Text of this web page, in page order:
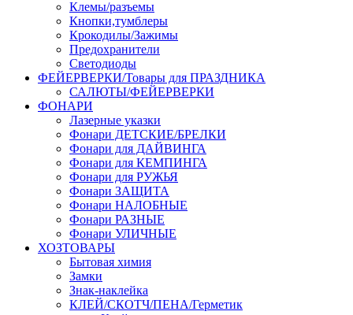
Клемы/разъемы
Кнопки,тумблеры
Крокодилы/Зажимы
Предохранители
Светодиоды
ФЕЙЕРВЕРКИ/Товары для ПРАЗДНИКА
САЛЮТЫ/ФЕЙЕРВЕРКИ
ФОНАРИ
Лазерные указки
Фонари ДЕТСКИЕ/БРЕЛКИ
Фонари для ДАЙВИНГА
Фонари для КЕМПИНГА
Фонари для РУЖЬЯ
Фонари ЗАЩИТА
Фонари НАЛОБНЫЕ
Фонари РАЗНЫЕ
Фонари УЛИЧНЫЕ
ХОЗТОВАРЫ
Бытовая химия
Замки
Знак-наклейка
КЛЕЙ/СКОТЧ/ПЕНА/Герметик